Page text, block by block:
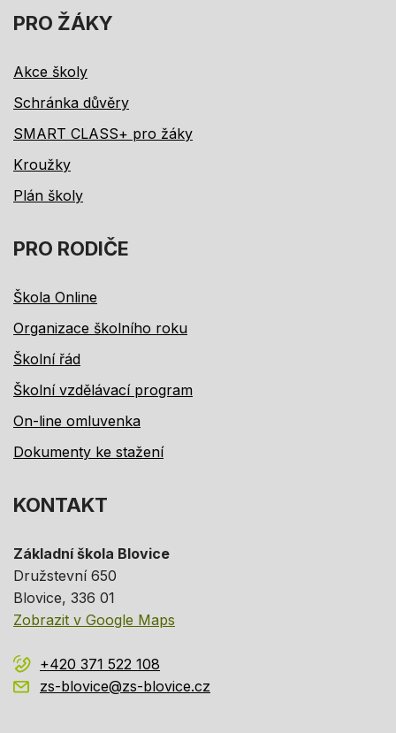
PRO ŽÁKY
Akce školy
Schránka důvěry
SMART CLASS+ pro žáky
Kroužky
Plán školy
PRO RODIČE
Škola Online
Organizace školního roku
Školní řád
Školní vzdělávací program
On-line omluvenka
Dokumenty ke stažení
KONTAKT
Základní škola Blovice
Družstevní 650
Blovice, 336 01
Zobrazit v Google Maps
+420 371 522 108
zs-blovice@zs-blovice.cz